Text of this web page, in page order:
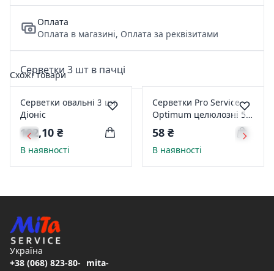
Оплата
Оплата в магазині, Оплата за реквізитами
Серветки 3 шт в пачці
Схожі товари
Серветки овальні 3 шт.
Діоніс
102,10 ₴
В наявності
Серветки Pro Service
Optimum целюлозні 5
шт. (19300704)
58 ₴
В наявності
Україна
+38 (068) 823-80- mita-